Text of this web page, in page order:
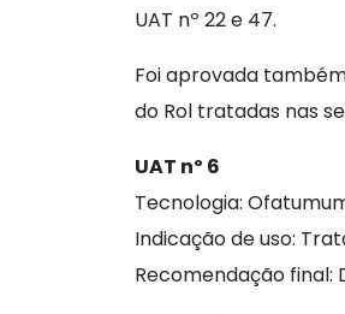
UAT nº 22 e 47.
Foi aprovada
do Rol tratadas nas
UAT nº 6
Tecnologia:
Indicação de uso:
Recomendação final: